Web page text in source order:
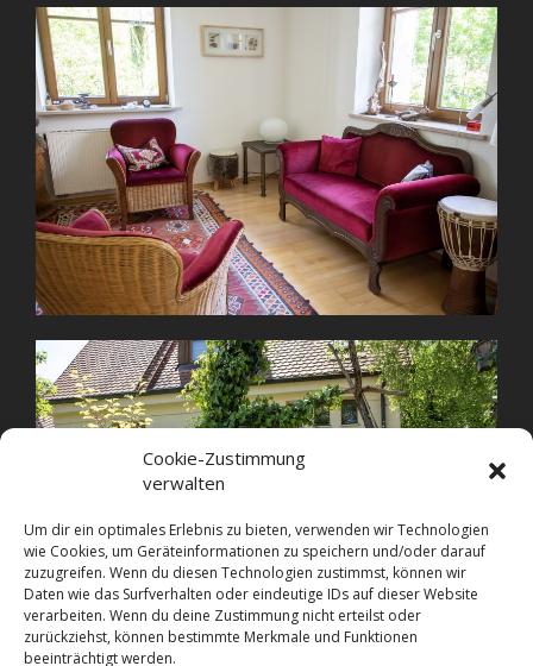
Cookie-Zustimmung
verwalten
Um dir ein optimales Erlebnis zu bieten, verwenden wir Technologien
wie Cookies, um Geräteinformationen zu speichern und/oder darauf
zuzugreifen. Wenn du diesen Technologien zustimmst, können wir
Daten wie das Surfverhalten oder eindeutige IDs auf dieser Website
verarbeiten. Wenn du deine Zustimmung nicht erteilst oder
zurückziehst, können bestimmte Merkmale und Funktionen
beeinträchtigt werden.